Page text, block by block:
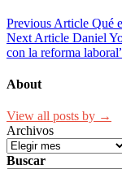
Previous Article Qué
Next Article Daniel
con la reforma
About
View all posts by →
Archivos
Buscar